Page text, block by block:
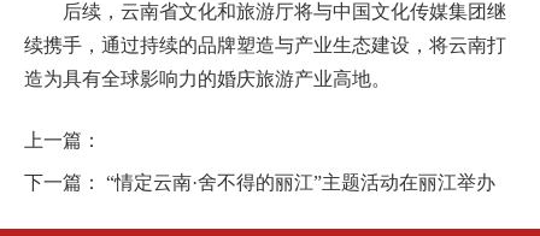
后续，云南省文化和旅游厅将与中国文化传媒集团继
续携手，通过持续的品牌塑造与产业生态建设，将云南打
造为具有全球影响力的婚庆旅游产业高地。
上一篇：
下一篇： “情定云南·舍不得的丽江”主题活动在丽江举办